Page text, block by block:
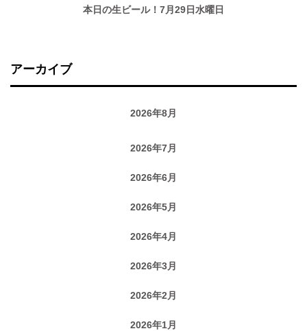
本日の生ビール！7月29日水曜日
アーカイブ
2026年8月
2026年7月
2026年6月
2026年5月
2026年4月
2026年3月
2026年2月
2026年1月